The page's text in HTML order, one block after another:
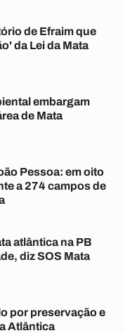
de Efraim que
da Lei da Mata
embargam
de Mata
Pessoa: em oito
a 274 campos de
atlântica na PB
diz SOS Mata
por preservação e
Atlântica